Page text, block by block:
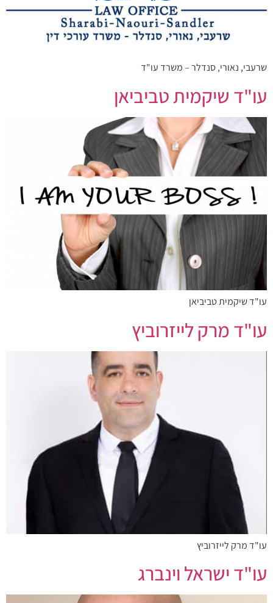
שרעבי, נאורי, סנדלר – משרד עו"ד
עו"ד שיקמית טביביאן
עו"ד שיקמית טביביאן
עו"ד מרק לייזרוביץ
עו"ד מרק לייזרוביץ
עו"ד ישראל וינברג